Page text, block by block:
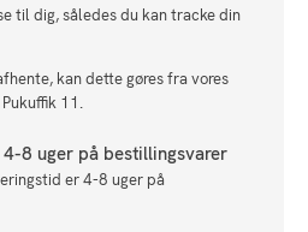
til dig, således du kan tracke din
kan dette gøres fra vores
11.
8 uger på bestillingsvarer
er 4-8 uger på